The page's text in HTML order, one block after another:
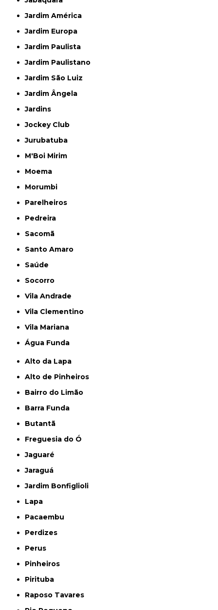
Jardim América
Jardim Europa
Jardim Paulista
Jardim Paulistano
Jardim São Luiz
Jardim Ângela
Jardins
Jockey Club
Jurubatuba
M'Boi Mirim
Moema
Morumbi
Parelheiros
Pedreira
Sacomã
Santo Amaro
Saúde
Socorro
Vila Andrade
Vila Clementino
Vila Mariana
Água Funda
Alto da Lapa
Alto de Pinheiros
Bairro do Limão
Barra Funda
Butantã
Freguesia do Ó
Jaguaré
Jaraguá
Jardim Bonfiglioli
Lapa
Pacaembu
Perdizes
Perus
Pinheiros
Pirituba
Raposo Tavares